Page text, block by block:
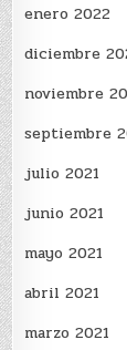
enero 2022
diciembre
noviembre
septiembre
julio 2021
junio 2021
mayo 2021
abril 2021
marzo 2021